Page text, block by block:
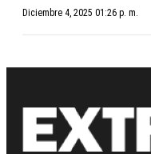
Diciembre 4, 2025 01:26 p. m.